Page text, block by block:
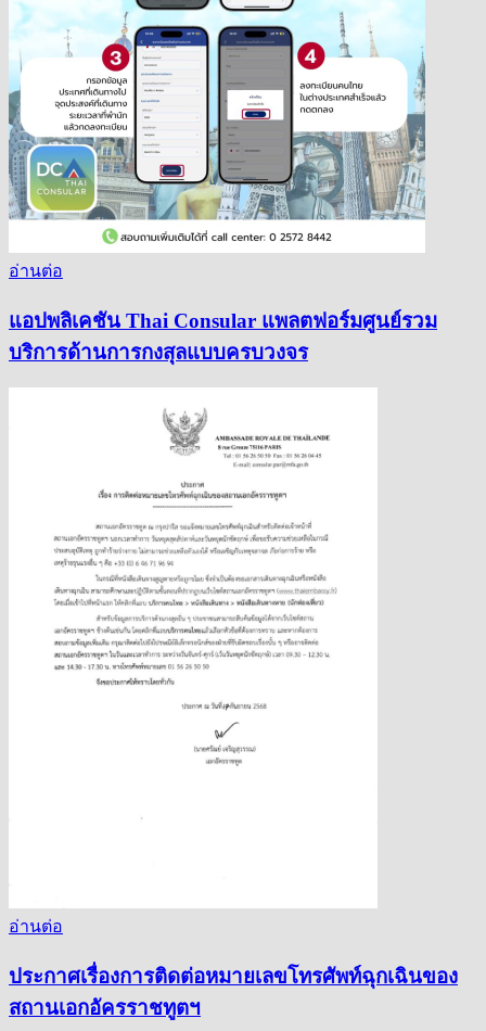
อ่านต่อ
แอปพลิเคชัน Thai Consular แพลตฟอร์มศูนย์รวม
บริการด้านการกงสุลแบบครบวงจร
อ่านต่อ
ประกาศเรื่องการติดต่อหมายเลขโทรศัพท์ฉุกเฉินของ
สถานเอกอัครราชทูตฯ